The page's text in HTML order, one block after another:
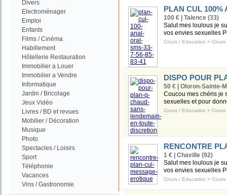
Divers
Electroménager
Emploi
Enfants
Films / Cinéma
Habillement
Hôtellerie Restauration
Immobilier a Louer
Immobilier a Vendre
Informatique
Jardin / Bricolage
Jeux Vidéo
Livres / BD et revues
Mobilier / Décoration
Musique
Photo
Spectacles / Loisirs
Sport
Téléphonie
Vacances
Vins / Gastronomie
PLAN CUL 100%
100 € | Talence (33)
Salut mes loulous je
vos envies sexuelles
Cours / Education > Cours
DISPO POUR
50 € | Oloron-Sainte-
Coucou mes chéris je
sexuelles et pour
Cours / Education > Cours
RENCONTRE
1 € | Chaville (92)
Salut mes loulous je
vos envies sexuelles
Cours / Education > Cours